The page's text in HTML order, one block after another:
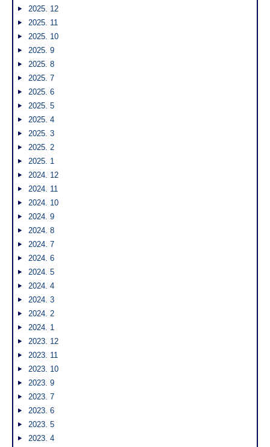
2025. 12
2025. 11
2025. 10
2025. 9
2025. 8
2025. 7
2025. 6
2025. 5
2025. 4
2025. 3
2025. 2
2025. 1
2024. 12
2024. 11
2024. 10
2024. 9
2024. 8
2024. 7
2024. 6
2024. 5
2024. 4
2024. 3
2024. 2
2024. 1
2023. 12
2023. 11
2023. 10
2023. 9
2023. 7
2023. 6
2023. 5
2023. 4